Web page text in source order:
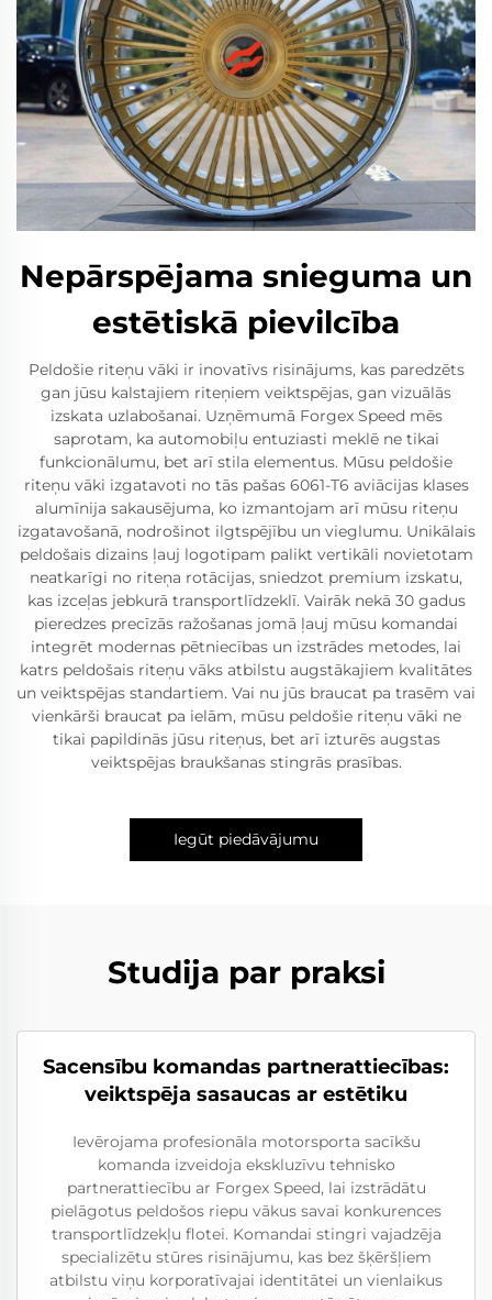
Nepārspējama snieguma un
estētiskā pievilcība
Peldošie riteņu vāki ir inovatīvs risinājums, kas paredzēts
gan jūsu kalstajiem riteņiem veiktspējas, gan vizuālās
izskata uzlabošanai. Uzņēmumā Forgex Speed mēs
saprotam, ka automobiļu entuziasti meklē ne tikai
funkcionālumu, bet arī stila elementus. Mūsu peldošie
riteņu vāki izgatavoti no tās pašas 6061-T6 aviācijas klases
alumīnija sakausējuma, ko izmantojam arī mūsu riteņu
izgatavošanā, nodrošinot ilgtspējību un vieglumu. Unikālais
peldošais dizains ļauj logotipam palikt vertikāli novietotam
neatkarīgi no riteņa rotācijas, sniedzot premium izskatu,
kas izceļas jebkurā transportlīdzeklī. Vairāk nekā 30 gadus
pieredzes precīzās ražošanas jomā ļauj mūsu komandai
integrēt modernas pētniecības un izstrādes metodes, lai
katrs peldošais riteņu vāks atbilstu augstākajiem kvalitātes
un veiktspējas standartiem. Vai nu jūs braucat pa trasēm vai
vienkārši braucat pa ielām, mūsu peldošie riteņu vāki ne
tikai papildinās jūsu riteņus, bet arī izturēs augstas
veiktspējas braukšanas stingrās prasības.
Iegūt piedāvājumu
Studija par praksi
Sacensību komandas partnerattiecības:
veiktspēja sasaucas ar estētiku
Ievērojama profesionāla motorsporta sacīkšu
komanda izveidoja ekskluzīvu tehnisko
partnerattiecību ar Forgex Speed, lai izstrādātu
pielāgotus peldošos riepu vākus savai konkurences
transportlīdzekļu flotei. Komandai stingri vajadzēja
specializētu stūres risinājumu, kas bez šķēršļiem
atbilstu viņu korporatīvajai identitātei un vienlaikus